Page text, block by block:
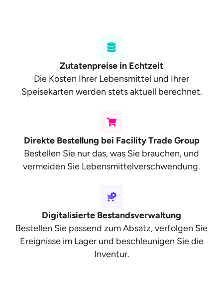
Zutatenpreise in Echtzeit
Die Kosten Ihrer Lebensmittel und Ihrer
Speisekarten werden stets aktuell berechnet.
Direkte Bestellung bei Facility Trade Group
Bestellen Sie nur das, was Sie brauchen, und
vermeiden Sie Lebensmittelverschwendung.
Digitalisierte Bestandsverwaltung
Bestellen Sie passend zum Absatz, verfolgen Sie
Ereignisse im Lager und beschleunigen Sie die
Inventur.